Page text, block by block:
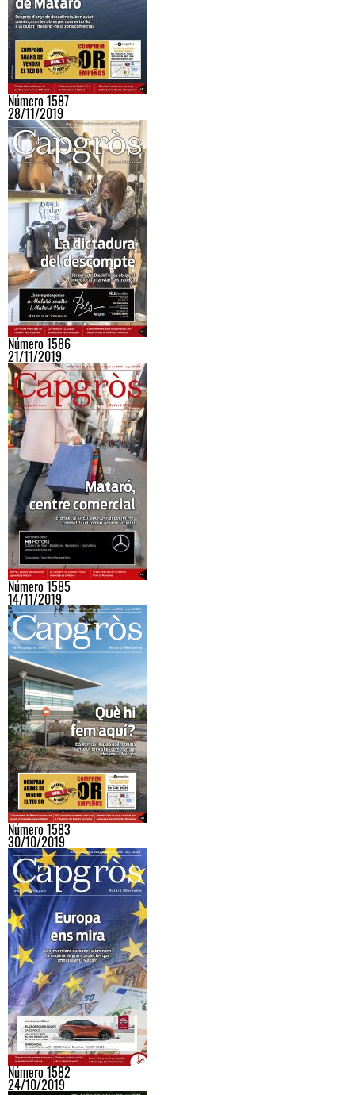
Número 1587
28/11/2019
Número 1586
21/11/2019
Número 1585
14/11/2019
Número 1583
30/10/2019
Número 1582
24/10/2019